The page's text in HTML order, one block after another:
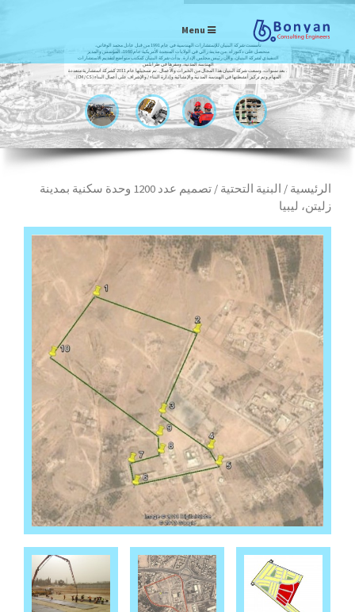
Menu
تأسست شركة البنيان للإستشارات الهندسية في عام 1991 من قبل عادل محمد الوفاتي،
متحصل على دكتوراه. من مدينة رالي في الولايات المتحدة الأمريكية عام 1980، المؤسس والمدير
التنفيذي لشركة البنيان، والآن رئيس مجلس الإدارة. بدأت شركة البنيان كمكتب متواضع لتقديم الاستشارات
الهندسة المدنية، ومقرها في طرابلس
. بعد سنوات، وسعت شركة البنيان هذا المجال من الخبرات والأعمال. تم تسجيلها عام 2011 كشركة استشارية متعددة
المهام وتم تركيز أنشطتها في الهندسة المدنية والإنشائية وإدارة البناء / والإشراف على أعمال البناء (CM / CS).
الرئيسية / البنية التحتية
/ تصميم عدد 1200 وحدة سكنية بمدينة
زليتن، ليبيا